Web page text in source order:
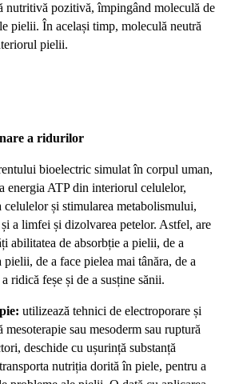
nutritivă pozitivă, împingând moleculă de
pielii. În același timp, moleculă neutră
pielii.
a ridurilor
bioelectric simulat în corpul uman,
energia ATP din interiorul celulelor,
celulelor și stimularea metabolismului,
a limfei și dizolvarea petelor. Astfel, are
abilitatea de absorbție a pielii, de a
pielii, de a face pielea mai tânăra, de a
ridică feșe și de a susține sănii.
utilizează tehnici de electroporare și
mesoterapie sau mesoderm sau ruptură
deschide cu ușurință substanță
nutriția dorită în piele, pentru a